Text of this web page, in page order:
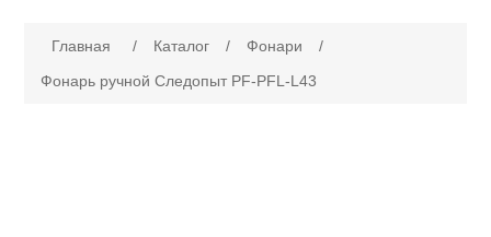
Каталог
Главная / Каталог / Фонари
/
Фонарь ручной Следопыт PF-PFL-L43